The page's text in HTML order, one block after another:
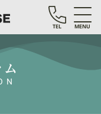
TEL MENU